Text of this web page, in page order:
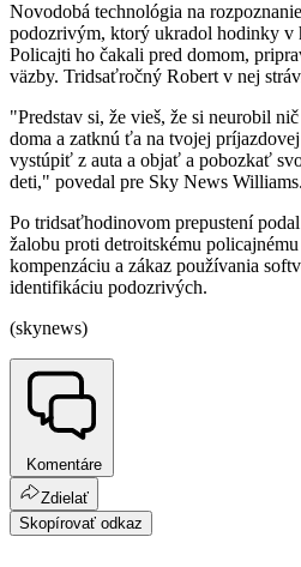
Novodobá technológia na
podozrivým, ktorý ukradol hodinky v
Policajti ho čakali pred domom,
väzby. Tridsaťročný Robert v nej
"Predstav si, že vieš, že si neurobil
doma a zatknú ťa na tvojej
vystúpiť z auta a objať a pobozkať
deti," povedal pre Sky News Williams.
Po tridsaťhodinovom prepustení
žalobu proti detroitskému
kompenzáciu a zákaz používania
identifikáciu podozrivých.
(skynews)
Komentáre
Zdielať
Skopírovať odkaz